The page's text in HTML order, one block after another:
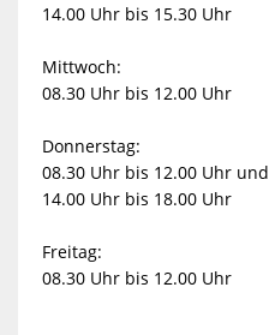
14.00 Uhr bis 15.30 Uhr
Mittwoch:
08.30 Uhr bis 12.00 Uhr
Donnerstag:
08.30 Uhr bis 12.00 Uhr und
14.00 Uhr bis 18.00 Uhr
Freitag:
08.30 Uhr bis 12.00 Uhr